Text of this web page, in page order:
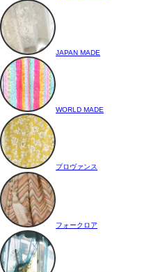
JAPAN MADE
WORLD MADE
プロヴァンス
フォークロア